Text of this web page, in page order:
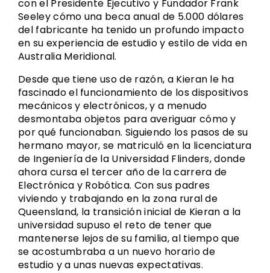
con el Presidente Ejecutivo y Fundador Frank
Seeley cómo una beca anual de 5.000 dólares
del fabricante ha tenido un profundo impacto
en su experiencia de estudio y estilo de vida en
Australia Meridional.
Desde que tiene uso de razón, a Kieran le ha
fascinado el funcionamiento de los dispositivos
mecánicos y electrónicos, y a menudo
desmontaba objetos para averiguar cómo y
por qué funcionaban. Siguiendo los pasos de su
hermano mayor, se matriculó en la licenciatura
de Ingeniería de la Universidad Flinders, donde
ahora cursa el tercer año de la carrera de
Electrónica y Robótica. Con sus padres
viviendo y trabajando en la zona rural de
Queensland, la transición inicial de Kieran a la
universidad supuso el reto de tener que
mantenerse lejos de su familia, al tiempo que
se acostumbraba a un nuevo horario de
estudio y a unas nuevas expectativas.